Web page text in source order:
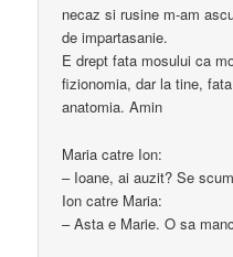
necaz si rusine m-am
de impartasanie.
E drept fata mosului ca
fizionomia, dar la tine,
anatomia. Amin
Maria catre Ion:
– Ioane, ai auzit? Se
Ion catre Maria:
– Asta e Marie. O sa